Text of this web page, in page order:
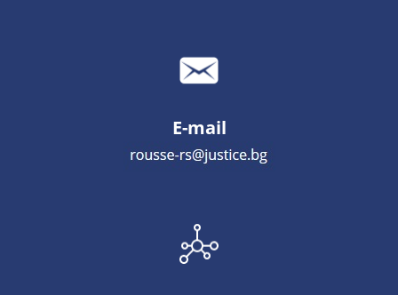
E-mail